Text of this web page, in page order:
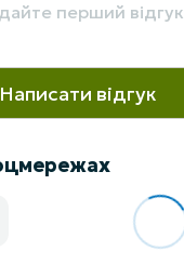
перший відгук
Написати відгук